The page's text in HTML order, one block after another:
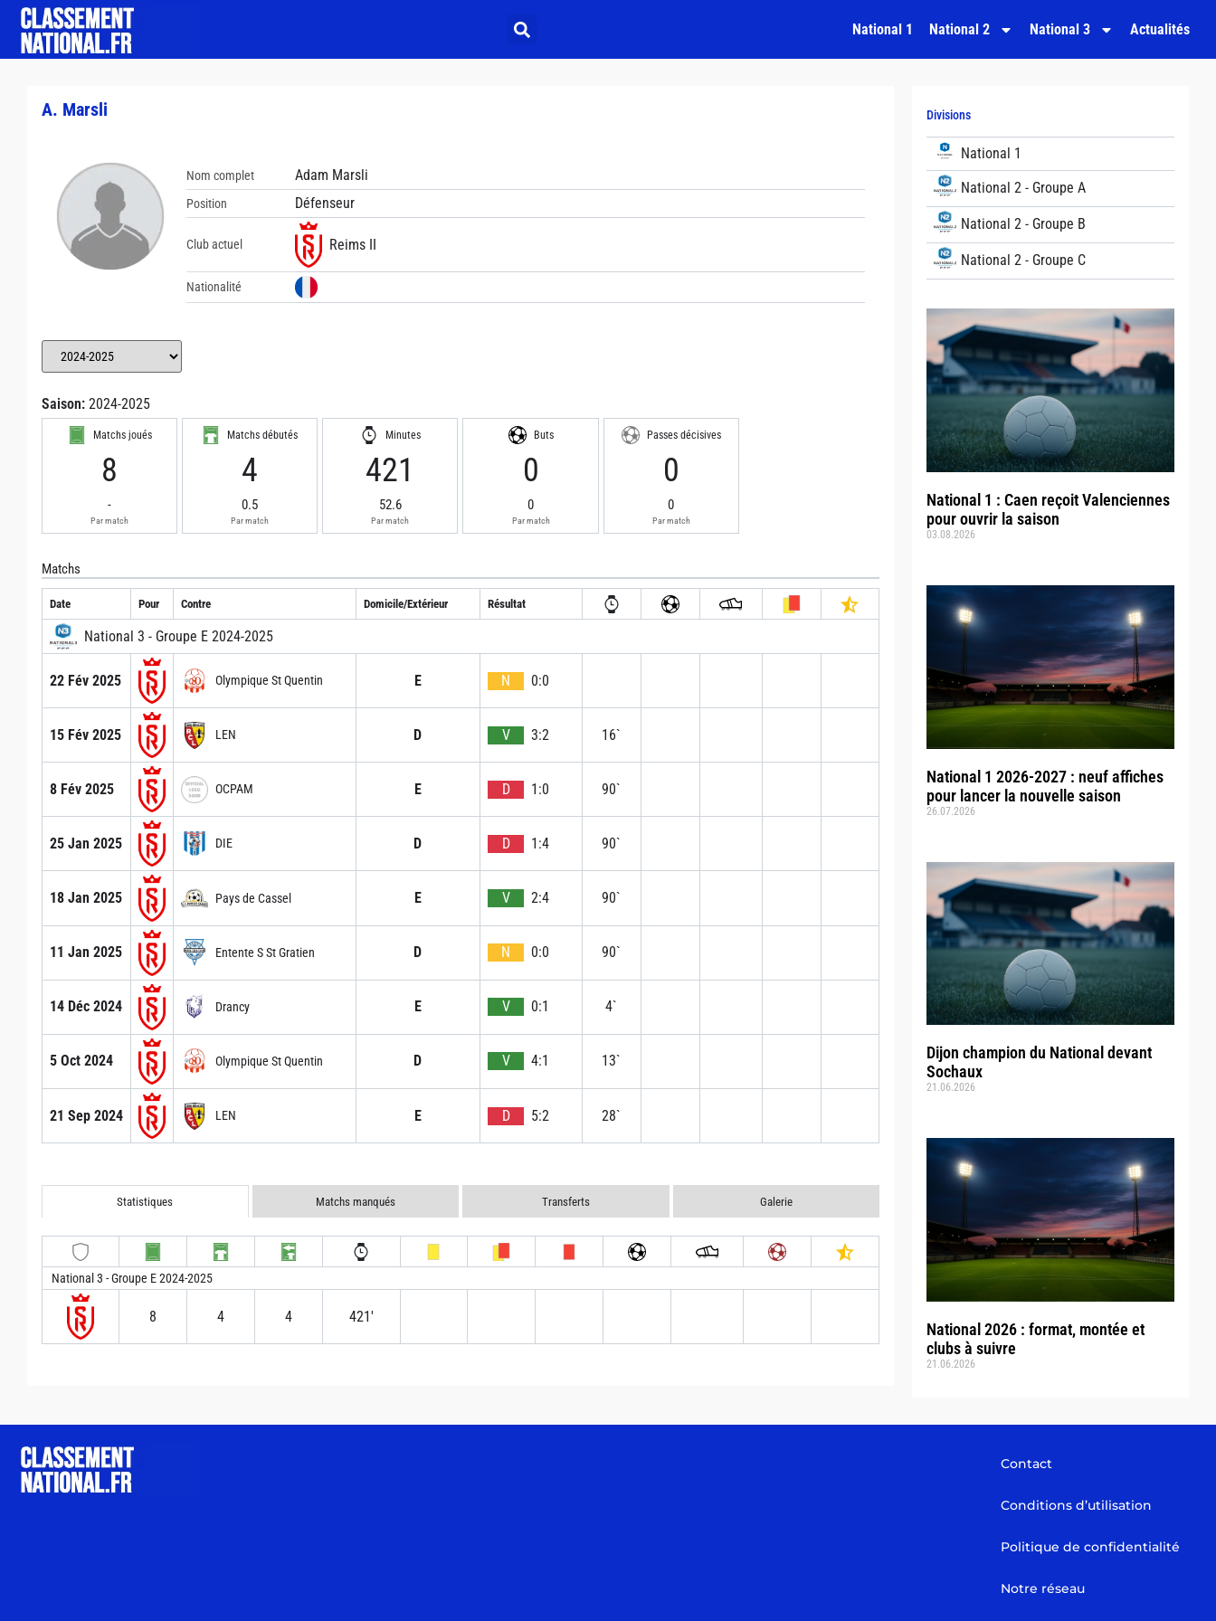
National 1 National 2 National 3 Actualités
Divisions
National 1
National 2 - Groupe A
National 2 - Groupe B
National 2 - Groupe C
National 1 : Caen reçoit Valenciennes
pour ouvrir la saison
03.08.2026
National 1 2026-2027 : neuf affiches
pour lancer la nouvelle saison
26.07.2026
Dijon champion du National devant
Sochaux
21.06.2026
National 2026 : format, montée et
clubs à suivre
21.06.2026
A. Marsli
Nom complet Adam Marsli
Position Défenseur
Club actuel Reims II
Nationalité
Saison: 2024-2025
Matchs joués
8
-
Par match
Matchs débutés
4
0.5
Par match
Minutes
421
52.6
Par match
Buts
0
0
Par match
Passes décisives
0
0
Par match
Matchs
Date Pour Contre Domicile/Extérieur Résultat
National 3 - Groupe E 2024-2025
22 Fév 2025 Olympique St Quentin E N 0:0
15 Fév 2025 LEN D V 3:2 16`
8 Fév 2025 OCPAM E D 1:0 90`
25 Jan 2025 DIE D D 1:4 90`
18 Jan 2025 Pays de Cassel E V 2:4 90`
11 Jan 2025 Entente S St Gratien D N 0:0 90`
14 Déc 2024 Drancy E V 0:1 4`
5 Oct 2024 Olympique St Quentin D V 4:1 13`
21 Sep 2024 LEN E D 5:2 28`
Statistiques Matchs manqués Transferts Galerie
National 3 - Groupe E 2024-2025
8 4 4 421′
Contact
Conditions d’utilisation
Politique de confidentialité
Notre réseau